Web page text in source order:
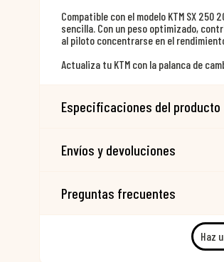
Compatible con el modelo KTM SX
sencilla. Con un peso optimizado,
al piloto concentrarse en el
Actualiza tu KTM con la palanca de
Especificaciones del producto
Envíos y devoluciones
Preguntas frecuentes
Haz